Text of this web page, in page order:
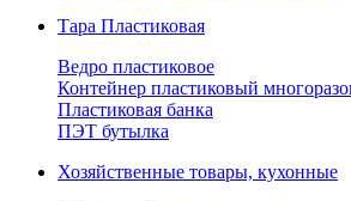
Тара Пластиковая
Ведро пластиковое
Контейнер пластиковый
Пластиковая банка
ПЭТ бутылка
Хозяйственные товары, кухонные